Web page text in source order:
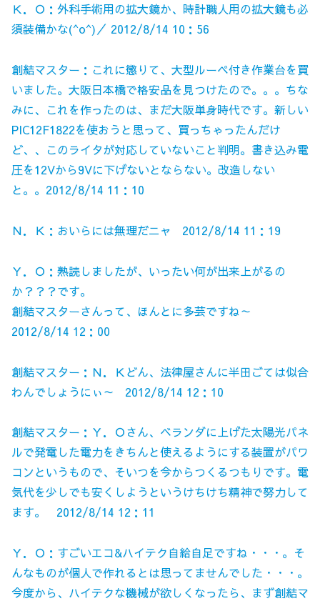
Ｋ．Ｏ：外科手術用の拡大鏡か、時計職人用の拡大鏡も必
須装備かな(^o^)／ 2012/8/14 10：56
創結マスター：これに懲りて、大型ルーペ付き作業台を買
いました。大阪日本橋で格安品を見つけたので。。。ちな
みに、これを作ったのは、まだ大阪単身時代です。新しい
PIC12F1822を使おうと思って、買っちゃったんだけ
ど、、このライタが対応していないこと判明。書き込み電
圧を12Vから9Vに下げないとならない。改造しない
と。。2012/8/14 11：10
Ｎ．Ｋ：おいらには無理だニャ 2012/8/14 11：19
Ｙ．Ｏ：熟読しましたが、いったい何が出来上がるの
か？？？です。
創結マスターさんって、ほんとに多芸ですね～
2012/8/14 12：00
創結マスター：Ｎ．Ｋどん、法律屋さんに半田ごては似合
わんでしょうにぃ～ 2012/8/14 12：10
創結マスター：Ｙ．Ｏさん、ベランダに上げた太陽光パネ
ルで発電した電力をきちんと使えるようにする装置がパワ
コンというもので、そいつを今からつくるつもりです。電
気代を少しでも安くしようというけちけち精神で努力して
ます。 2012/8/14 12：11
Ｙ．Ｏ：すごいエコ&ハイテク自給自足ですね・・・。そ
んなものが個人で作れるとは思ってませんでした・・・。
今度から、ハイテクな機械が欲しくなったら、まず創結マ